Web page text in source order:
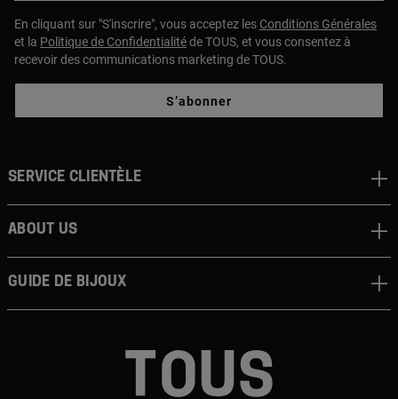
En cliquant sur "S'inscrire", vous acceptez les Conditions Générales
et la Politique de Confidentialitéde TOUS, et vous consentez à
recevoir des communications marketing de TOUS.
S’abonner
Service clientèle
About us
Guide de bijoux